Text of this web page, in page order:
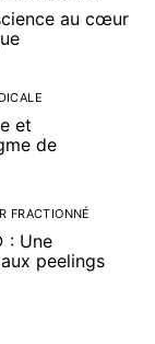
au cœur
et
de
FRACTIONNÉ
: Une
peelings